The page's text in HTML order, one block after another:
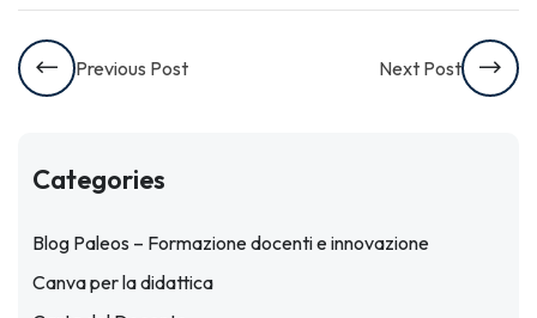
Previous Post Next Post
Categories
Blog Paleos – Formazione docenti e innovazione
Canva per la didattica